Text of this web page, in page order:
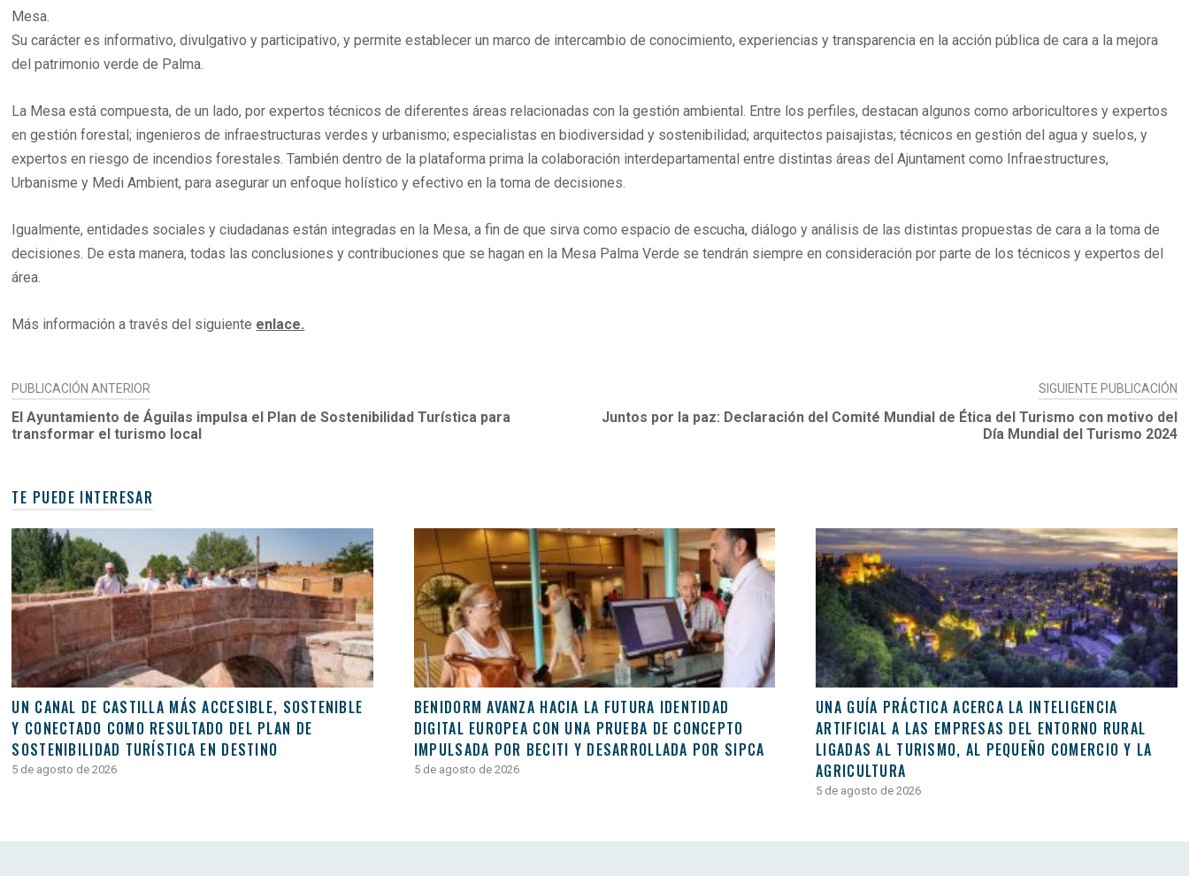
Mesa.
Su carácter es informativo, divulgativo y participativo, y permite establecer un marco de intercambio de conocimiento, experiencias y transparencia en la acción pública de cara a la mejora
del patrimonio verde de Palma.
La Mesa está compuesta, de un lado, por expertos técnicos de diferentes áreas relacionadas con la gestión ambiental. Entre los perfiles, destacan algunos como arboricultores y expertos
en gestión forestal; ingenieros de infraestructuras verdes y urbanismo; especialistas en biodiversidad y sostenibilidad; arquitectos paisajistas; técnicos en gestión del agua y suelos, y
expertos en riesgo de incendios forestales. También dentro de la plataforma prima la colaboración interdepartamental entre distintas áreas del Ajuntament como Infraestructures,
Urbanisme y Medi Ambient, para asegurar un enfoque holístico y efectivo en la toma de decisiones.
Igualmente, entidades sociales y ciudadanas están integradas en la Mesa, a fin de que sirva como espacio de escucha, diálogo y análisis de las distintas propuestas de cara a la toma de
decisiones. De esta manera, todas las conclusiones y contribuciones que se hagan en la Mesa Palma Verde se tendrán siempre en consideración por parte de los técnicos y expertos del
área.
Más información a través del siguiente enlace.
NAVEGACIÓN
DE
ENTRADAS
PUBLICACIÓN ANTERIOR
El Ayuntamiento de Águilas impulsa el Plan de Sostenibilidad Turística para
transformar el turismo local
SIGUIENTE PUBLICACIÓN
Juntos por la paz: Declaración del Comité Mundial de Ética del Turismo con motivo del
Día Mundial del Turismo 2024
TE PUEDE INTERESAR
UN CANAL DE CASTILLA MÁS ACCESIBLE, SOSTENIBLE
Y CONECTADO COMO RESULTADO DEL PLAN DE
SOSTENIBILIDAD TURÍSTICA EN DESTINO
5 de agosto de 2026
BENIDORM AVANZA HACIA LA FUTURA IDENTIDAD
DIGITAL EUROPEA CON UNA PRUEBA DE CONCEPTO
IMPULSADA POR BECITI Y DESARROLLADA POR SIPCA
5 de agosto de 2026
UNA GUÍA PRÁCTICA ACERCA LA INTELIGENCIA
ARTIFICIAL A LAS EMPRESAS DEL ENTORNO RURAL
LIGADAS AL TURISMO, AL PEQUEÑO COMERCIO Y LA
AGRICULTURA
5 de agosto de 2026